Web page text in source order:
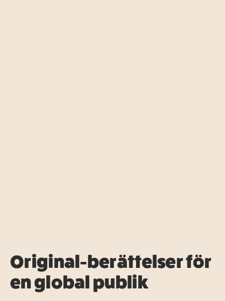
Original-berättelser för
en global publik